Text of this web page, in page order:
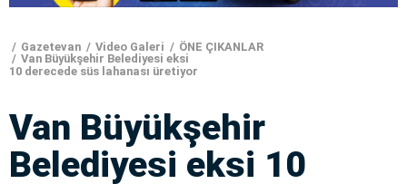
Gazetevan Video Galeri
ÖNE ÇIKANLAR
Van Büyükşehir Belediyesi eksi
10 derecede süs lahanası üretiyor
Van Büyükşehir
Belediyesi eksi 10